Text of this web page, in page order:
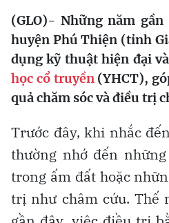
(GLO)- Những năm
huyện Phú Thiện (tỉnh
dụng kỹ thuật hiện đại
học cổ truyền(YHCT),
quả chăm sóc và điều trị
Trước đây, khi nhắc
thường nhớ đến
trong ấm đất hoặc
trị như châm cứu. Thế